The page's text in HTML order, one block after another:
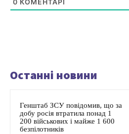
0 КОМЕНТАРІ
Останні новини
Генштаб ЗСУ повідомив, що за
добу росія втратила понад 1
200 військових і майже 1 600
безпілотників